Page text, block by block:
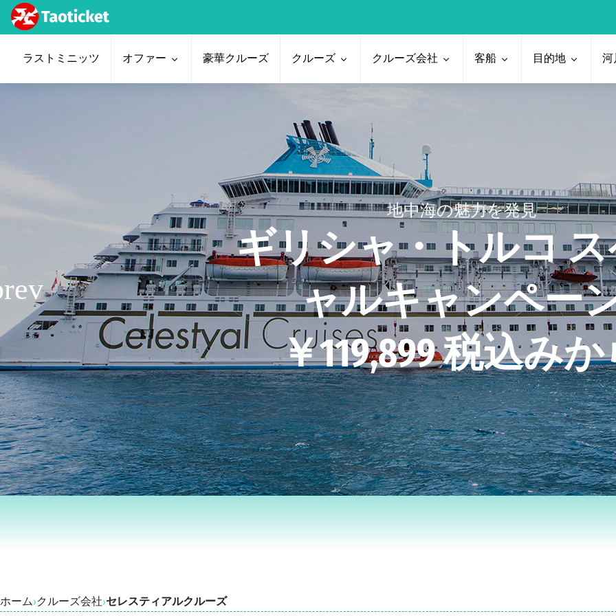
ラストミニッツ オファー 豪華クルーズ クルーズ クルーズ会社 客船 目的地 河
地中海の魅力を発見
ギリシャ・トルコ
ャルキャンペー
￥119,899 税込み
ホーム›クルーズ会社›セレスティアルクルーズ